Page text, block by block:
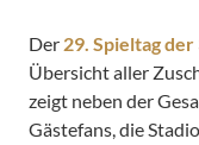
Der 29. Spieltag der
Übersicht aller
zeigt neben der
Gästefans, die